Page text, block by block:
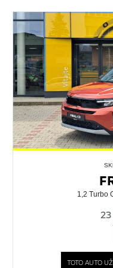
1,2 Turbo
TOTO AUTO